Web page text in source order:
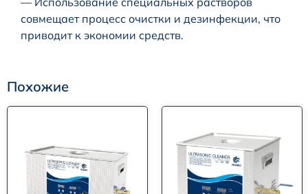
совмещает процесс очистки и дезинфекции, что
приводит к экономии средств.
Похожие